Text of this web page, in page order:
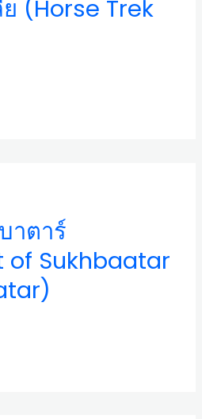
(Horse Trek
าตาร์
of Sukhbaatar